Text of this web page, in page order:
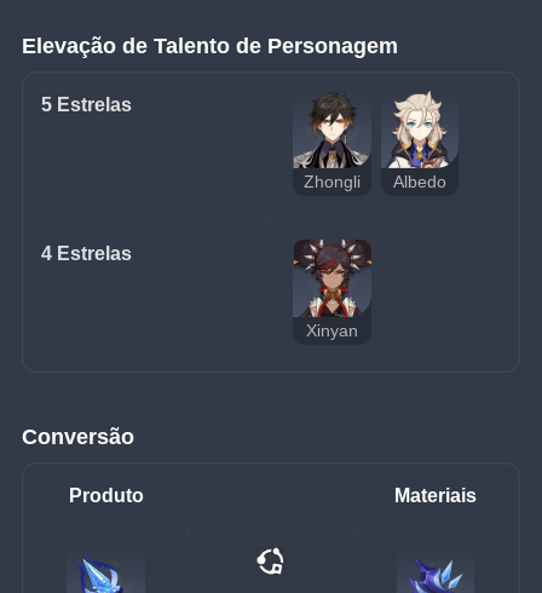
Elevação de Talento de Personagem
5 Estrelas
Zhongli Albedo
4 Estrelas
Xinyan
Conversão
Produto Materiais